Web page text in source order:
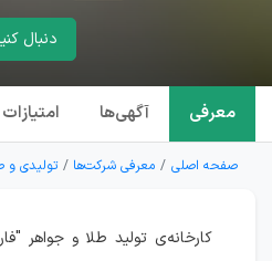
دنبال
معرفی آگهی‌ها امتیازات
صفحه اصلی معرفی شرکت‌ها تولیدی و
کارخانه‌ی تولید طلا و جواهر